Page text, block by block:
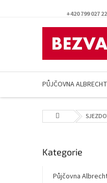
+420 799 027
PŮJČOVNA
Domů
o
Přeskočit
Kategorie
Půjčovna